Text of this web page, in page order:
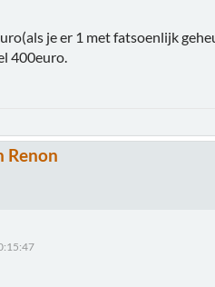
je er 1 met fatsoenlijk
400euro.
Renon